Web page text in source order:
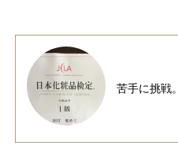
苦手に挑戦。